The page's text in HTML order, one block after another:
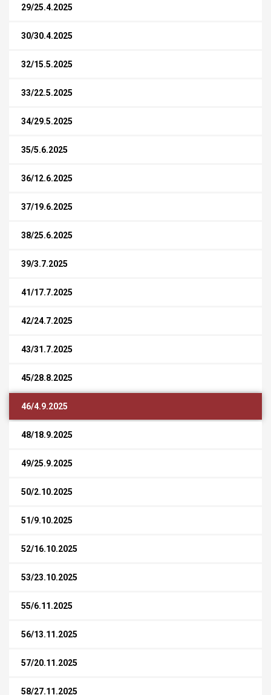
29/25.4.2025
30/30.4.2025
32/15.5.2025
33/22.5.2025
34/29.5.2025
35/5.6.2025
36/12.6.2025
37/19.6.2025
38/25.6.2025
39/3.7.2025
41/17.7.2025
42/24.7.2025
43/31.7.2025
45/28.8.2025
46/4.9.2025
48/18.9.2025
49/25.9.2025
50/2.10.2025
51/9.10.2025
52/16.10.2025
53/23.10.2025
55/6.11.2025
56/13.11.2025
57/20.11.2025
58/27.11.2025